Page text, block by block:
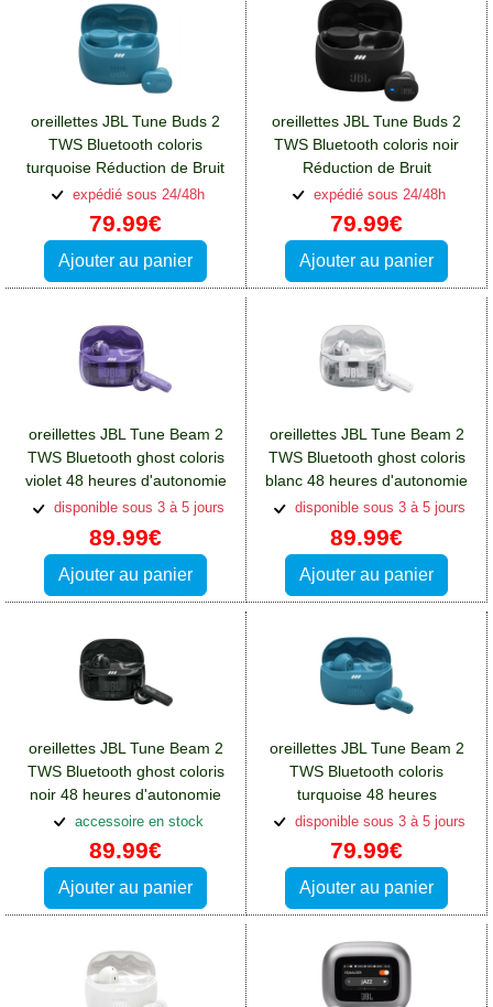
oreillettes JBL Tune Buds 2
TWS Bluetooth coloris
turquoise Réduction de Bruit
Active:Casques et écouteurs
Oppo A76
expédié sous 24/48h
79.99€
Ajouter au panier
oreillettes JBL Tune Buds 2
TWS Bluetooth coloris noir
Réduction de Bruit
Active:Casques et écouteurs
Oppo A76
expédié sous 24/48h
79.99€
Ajouter au panier
oreillettes JBL Tune Beam 2
TWS Bluetooth ghost coloris
violet 48 heures d'autonomie
totale
disponible sous 3 à 5 jours
89.99€
Ajouter au panier
oreillettes JBL Tune Beam 2
TWS Bluetooth ghost coloris
blanc 48 heures d'autonomie
totale
disponible sous 3 à 5 jours
89.99€
Ajouter au panier
oreillettes JBL Tune Beam 2
TWS Bluetooth ghost coloris
noir 48 heures d'autonomie
totale
accessoire en stock
89.99€
Ajouter au panier
oreillettes JBL Tune Beam 2
TWS Bluetooth coloris
turquoise 48 heures
d'autonomie totale
disponible sous 3 à 5 jours
79.99€
Ajouter au panier